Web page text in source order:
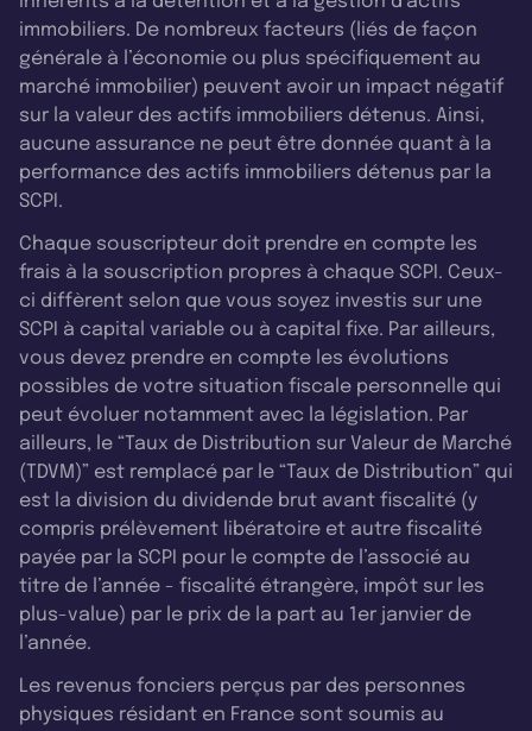
immobiliers. De nombreux facteurs (liés de façon
générale à l’économie ou plus spécifiquement au
marché immobilier) peuvent avoir un impact négatif
sur la valeur des actifs immobiliers détenus. Ainsi,
aucune assurance ne peut être donnée quant à la
performance des actifs immobiliers détenus par la
SCPI.
Chaque souscripteur doit prendre en compte les
frais à la souscription propres à chaque SCPI. Ceux-
ci diffèrent selon que vous soyez investis sur une
SCPI à capital variable ou à capital fixe. Par ailleurs,
vous devez prendre en compte les évolutions
possibles de votre situation fiscale personnelle qui
peut évoluer notamment avec la législation. Par
ailleurs, le “Taux de Distribution sur Valeur de Marché
(TDVM)” est remplacé par le “Taux de Distribution” qui
est la division du dividende brut avant fiscalité (y
compris prélèvement libératoire et autre fiscalité
payée par la SCPI pour le compte de l’associé au
titre de l’année - fiscalité étrangère, impôt sur les
plus-value) par le prix de la part au 1er janvier de
l’année.
Les revenus fonciers perçus par des personnes
physiques résidant en France sont soumis au